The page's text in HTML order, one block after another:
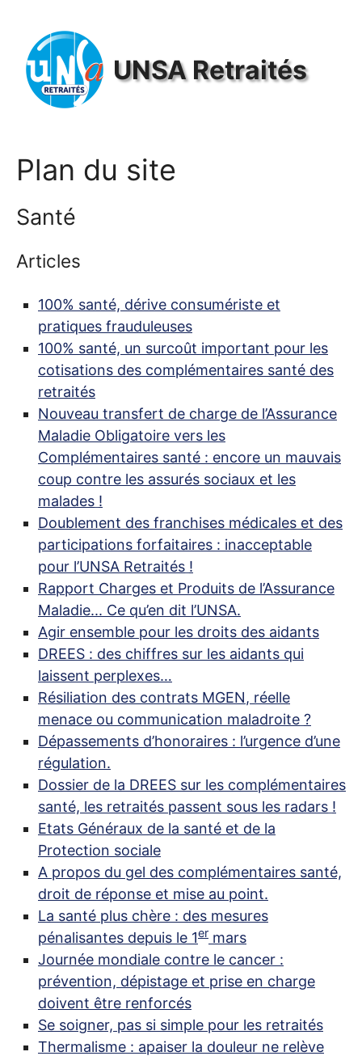
UNSARetraités
Plan du site
Santé
Articles
100% santé, dérive consumériste et
pratiques frauduleuses
100% santé, un surcoût important pour les
cotisations des complémentaires santé des
retraités
Nouveau transfert de charge de l’Assurance
Maladie Obligatoire vers les
Complémentaires santé : encore un mauvais
coup contre les assurés sociaux et les
malades !
Doublement des franchises médicales et des
participations forfaitaires : inacceptable
pour l’UNSA Retraités !
Rapport Charges et Produits de l’Assurance
Maladie... Ce qu’en dit l’UNSA.
Agir ensemble pour les droits des aidants
DREES : des chiffres sur les aidants qui
laissent perplexes…
Résiliation des contrats MGEN, réelle
menace ou communication maladroite ?
Dépassements d’honoraires : l’urgence d’une
régulation.
Dossier de la DREES sur les complémentaires
santé, les retraités passent sous les radars !
Etats Généraux de la santé et de la
Protection sociale
A propos du gel des complémentaires santé,
droit de réponse et mise au point.
La santé plus chère : des mesures
pénalisantes depuis le 1er mars
Journée mondiale contre le cancer :
prévention, dépistage et prise en charge
doivent être renforcés
Se soigner, pas si simple pour les retraités
Thermalisme : apaiser la douleur ne relève